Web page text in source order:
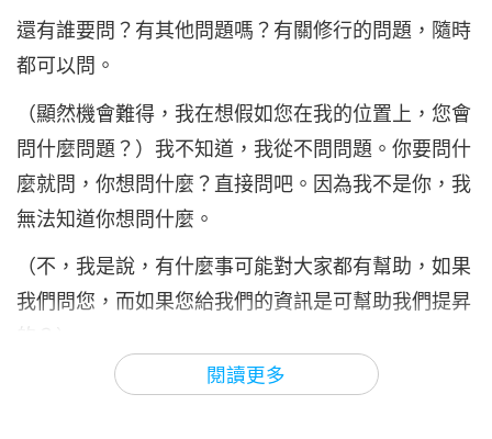
閱讀更多
還有誰要問？有其他問題嗎？有關修行的問題，隨時
都可以問。
（顯然機會難得，我在想假如您在我的位置上，您會
問什麼問題？）我不知道，我從不問問題。你要問什
麼就問，你想問什麼？直接問吧。因為我不是你，我
無法知道你想問什麼。
（不，我是說，有什麼事可能對大家都有幫助，如果
我們問您，而如果您給我們的資訊是可幫助我們提昇
的？）
我已經給你們很多了。（您已給我們無限多了。）我